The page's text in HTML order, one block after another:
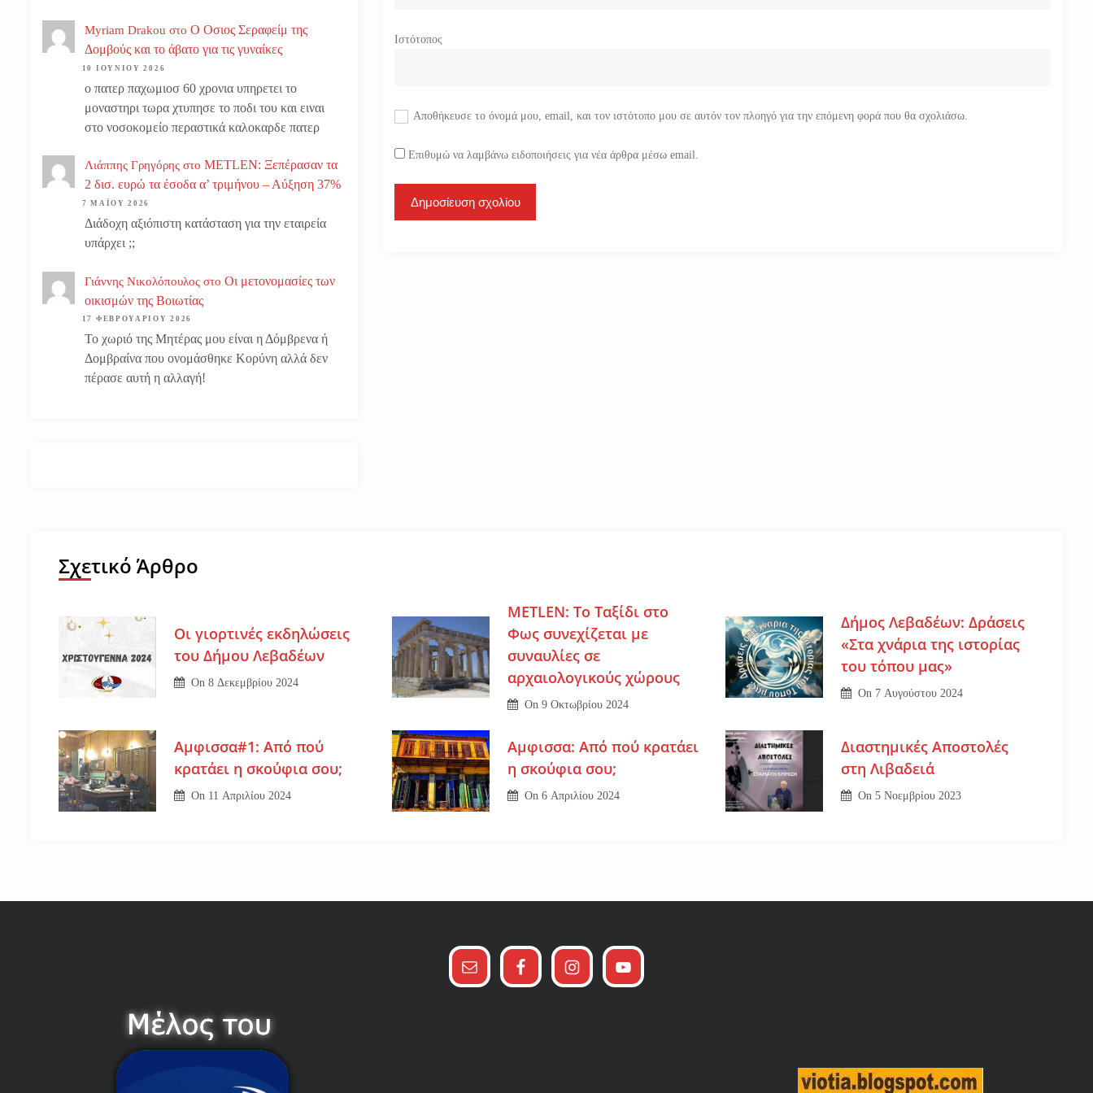
Ιστότοπος
Αποθήκευσε το όνομά μου, email, και τον ιστότοπο μου σε αυτόν τον πλοηγό για την επόμενη φορά που θα σχολιάσω.
Επιθυμώ να λαμβάνω ειδοποιήσεις για νέα άρθρα μέσω email.
Myriam Drakou στο Ο Οσιος Σεραφείμ της
Δομβούς και το άβατο για τις γυναίκες
10 ΙΟΥΝΊΟΥ 2026
ο πατερ παχωμιοσ 60 χρονια υπηρετει το
μοναστηρι τωρα χτυπησε το ποδι του και ειναι
στο νοσοκομείο περαστικά καλοκαρδε πατερ
Λιάππης Γρηγόρης στο METLEN: Ξεπέρασαν τα
2 δισ. ευρώ τα έσοδα α’ τριμήνου – Αύξηση 37%
7 ΜΑΪ́ΟΥ 2026
Διάδοχη αξιόπιστη κατάσταση για την εταιρεία
υπάρχει ;;
Γιάννης Νικολόπουλος στο Οι μετονομασίες των
οικισμών της Βοιωτίας
17 ΦΕΒΡΟΥΑΡΊΟΥ 2026
Το χωριό της Μητέρας μου είναι η Δόμβρενα ή
Δομβραίνα που ονομάσθηκε Κορύνη αλλά δεν
πέρασε αυτή η αλλαγή!
Σχετικό Άρθρο
Οι γιορτινές εκδηλώσεις
του Δήμου Λεβαδέων
On8 Δεκεμβρίου 2024
METLEN: Το Ταξίδι στο
Φως συνεχίζεται με
συναυλίες σε
αρχαιολογικούς χώρους
On9 Οκτωβρίου 2024
Δήμος Λεβαδέων: Δράσεις
«Στα χνάρια της ιστορίας
του τόπου μας»
On 7 Αυγούστου 2024
Αμφισσα#1: Από πού
κρατάει η σκούφια σου;
On 11 Απριλίου 2024
Αμφισσα: Από πού κρατάει
η σκούφια σου;
On6 Απριλίου 2024
Διαστημικές Αποστολές
στη Λιβαδειά
On5 Νοεμβρίου 2023